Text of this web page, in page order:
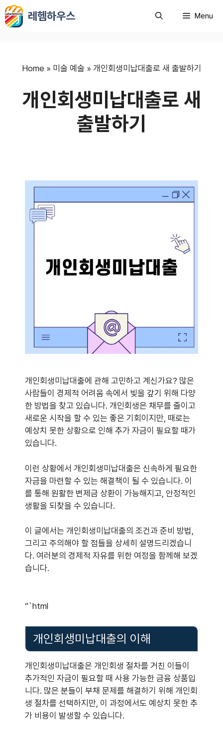
컨
텐
레헴하우스 Menu
Home » 미술 예술 » 개인회생미납대출로 새 출발하기
개인회생미납대출로 새
출발하기
개인회생미납대출에 관해 고민하고 계신가요? 많은
사람들이 경제적 어려움 속에서 빚을 갚기 위해 다양
한 방법을 찾고 있습니다. 개인회생은 채무를 줄이고
새로운 시작을 할 수 있는 좋은 기회이지만, 때로는
예상치 못한 상황으로 인해 추가 자금이 필요할 때가
있습니다.
이런 상황에서 개인회생미납대출은 신속하게 필요한
자금을 마련할 수 있는 해결책이 될 수 있습니다. 이
를 통해 원활한 변제금 상환이 가능해지고, 안정적인
생활을 되찾을 수 있습니다.
이 글에서는 개인회생미납대출의 조건과 준비 방법,
그리고 주의해야 할 점들을 상세히 설명드리겠습니
다. 여러분의 경제적 자유를 위한 여정을 함께해 보겠
습니다.
“`html
개인회생미납대출의 이해
개인회생미납대출은 개인회생 절차를 거친 이들이
추가적인 자금이 필요할 때 사용 가능한 금융 상품입
니다. 많은 분들이 부채 문제를 해결하기 위해 개인회
생 절차를 선택하지만, 이 과정에서도 예상치 못한 추
가 비용이 발생할 수 있습니다.